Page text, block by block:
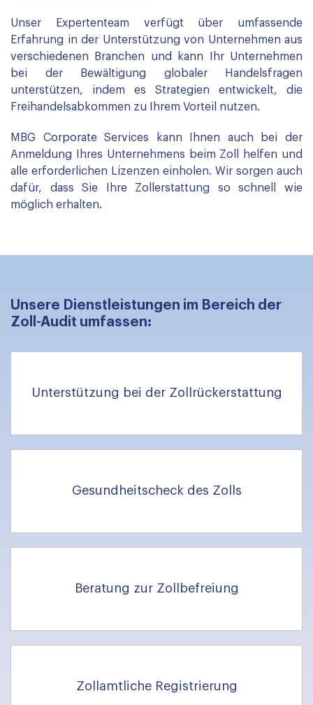
Unser Expertenteam verfügt über umfassende
Erfahrung in der Unterstützung von Unternehmen aus
verschiedenen Branchen und kann Ihr Unternehmen
bei der Bewältigung globaler Handelsfragen
unterstützen, indem es Strategien entwickelt, die
Freihandelsabkommen zu Ihrem Vorteil nutzen.
MBG Corporate Services kann Ihnen auch bei der
Anmeldung Ihres Unternehmens beim Zoll helfen und
alle erforderlichen Lizenzen einholen. Wir sorgen auch
dafür, dass Sie Ihre Zollerstattung so schnell wie
möglich erhalten.
Unsere Dienstleistungen im Bereich der
Zoll-Audit umfassen:
Unterstützung bei der Zollrückerstattung
Gesundheitscheck des Zolls
Beratung zur Zollbefreiung
Zollamtliche Registrierung